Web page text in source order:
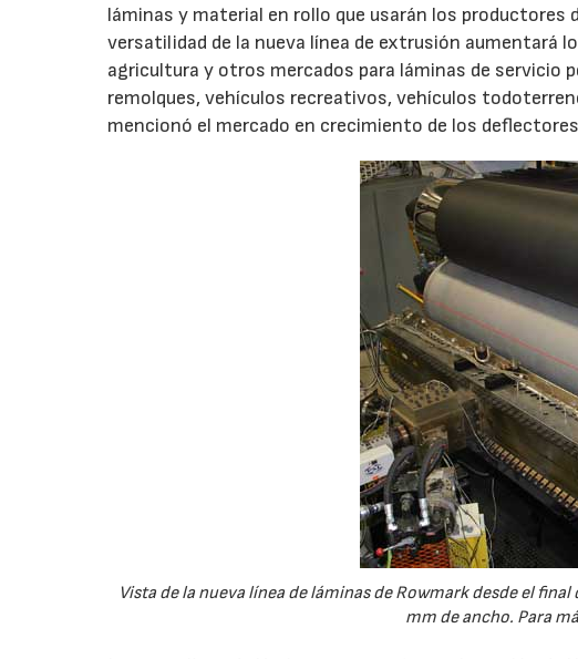
láminas y material en rollo que usarán los
versatilidad de la nueva línea de extrusión aumentará
agricultura y otros mercados para láminas de servicio
remolques, vehículos recreativos, vehículos
mencionó el mercado en crecimiento de los
Vista de la nueva línea de láminas de Rowmark desde el
mm de ancho. Para